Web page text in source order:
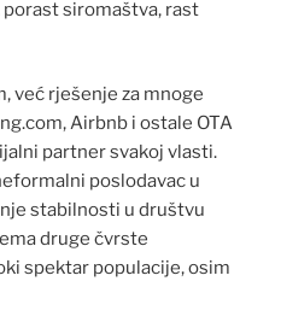
siromaštva, rast
već rješenje za mnoge
Airbnb i ostale OTA
partner svakoj vlasti.
poslodavac u
stabilnosti u društvu
druge čvrste
spektar populacije, osim